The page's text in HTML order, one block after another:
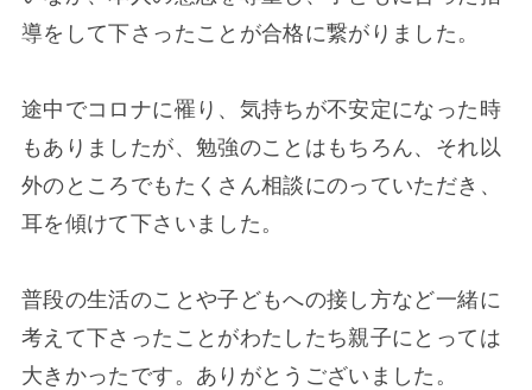
導をして下さったことが合格に繋がりました。
途中でコロナに罹り、気持ちが不安定になった時
もありましたが、勉強のことはもちろん、それ以
外のところでもたくさん相談にのっていただき、
耳を傾けて下さいました。
普段の生活のことや子どもへの接し方など一緒に
考えて下さったことがわたしたち親子にとっては
大きかったです。ありがとうございました。